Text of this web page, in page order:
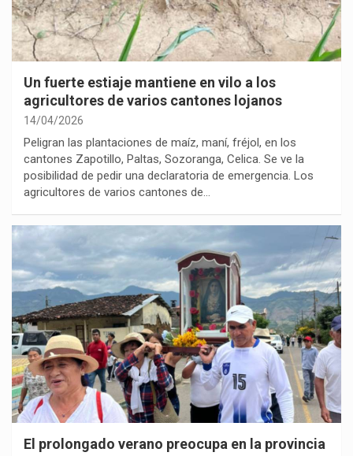
Un fuerte estiaje mantiene en vilo a los
agricultores de varios cantones lojanos
14/04/2026
Peligran las plantaciones de maíz, maní, fréjol, en los
cantones Zapotillo, Paltas, Sozoranga, Celica. Se ve la
posibilidad de pedir una declaratoria de emergencia. Los
agricultores de varios cantones de…
El prolongado verano preocupa en la provincia